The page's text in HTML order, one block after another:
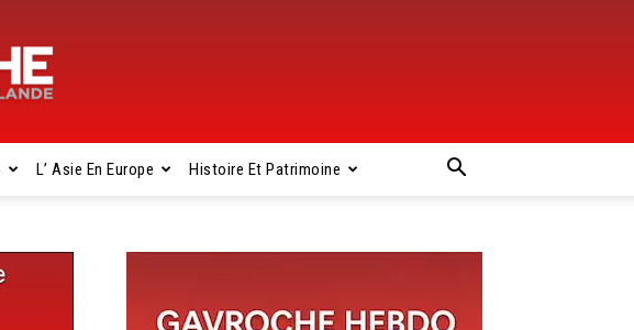
L’ Asie En Europe Histoire Et Patrimoine